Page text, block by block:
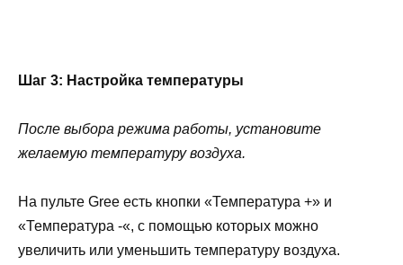
Шаг 3: Настройка температуры
После выбора режима работы, установите
желаемую температуру воздуха.
На пульте Gree есть кнопки «Температура +» и
«Температура -«, с помощью которых можно
увеличить или уменьшить температуру воздуха.